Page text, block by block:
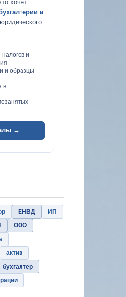
хочет
и
и
и образцы
в
→
ЕНВД
ИП
ООО
актив
бухгалтер